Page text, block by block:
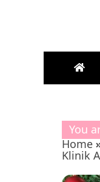
You
Home
Klinik